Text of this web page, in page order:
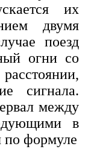
их
двумя
поезд
огни со
сигнала.
между
в
по формуле